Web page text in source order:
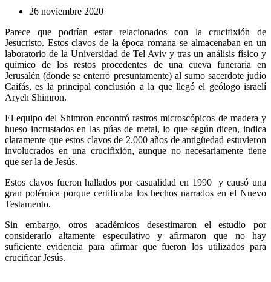
26 noviembre 2020
Parece que podrían estar relacionados con la crucifixión de
Jesucristo. Estos clavos de la época romana se almacenaban en un
laboratorio de la Universidad de Tel Aviv y tras un análisis físico y
químico de los restos procedentes de una cueva funeraria en
Jerusalén (donde se enterró presuntamente) al sumo sacerdote judío
Caifás, es la principal conclusión a la que llegó el geólogo israelí
Aryeh Shimron.
El equipo del Shimron encontró rastros microscópicos de madera y
hueso incrustados en las púas de metal, lo que según dicen, indica
claramente que estos clavos de 2.000 años de antigüedad estuvieron
involucrados en una crucifixión, aunque no necesariamente tiene
que ser la de Jesús.
Estos clavos fueron hallados por casualidad en 1990 y causó una
gran polémica porque certificaba los hechos narrados en el Nuevo
Testamento.
Sin embargo, otros académicos desestimaron el estudio por
considerarlo altamente especulativo y afirmaron que no hay
suficiente evidencia para afirmar que fueron los utilizados para
crucificar Jesús.